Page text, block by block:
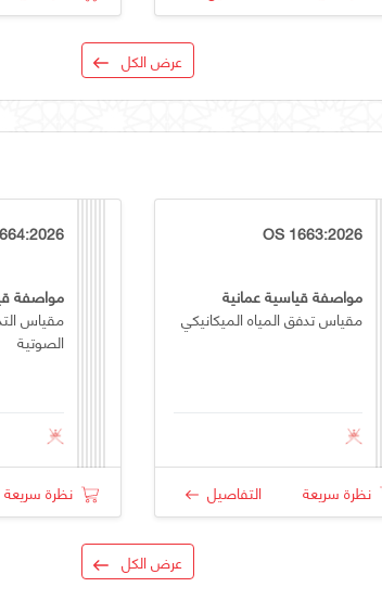
عرض الكل
OS 1663:2026
مواصفة قياسية عمانية
مقياس تدفق المياه الميكانيكي
نظرة سريعة التفاصيل
مواصفة
مقياس
الصوتية
نظرة سريعة
عرض الكل